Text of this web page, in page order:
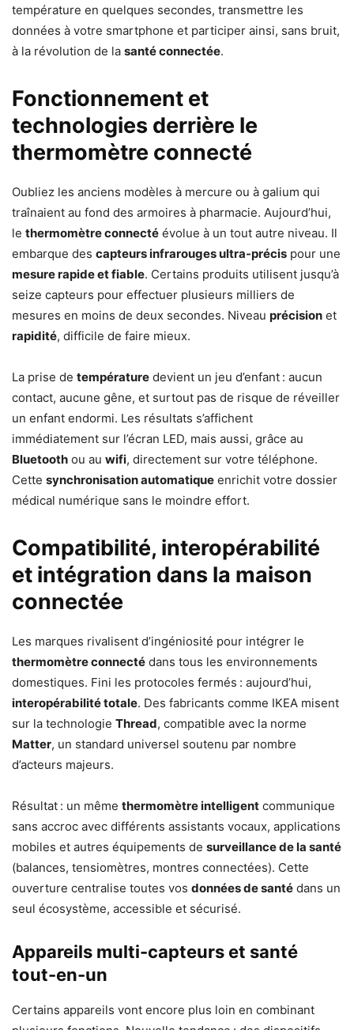
température en quelques secondes, transmettre les
données à votre smartphone et participer ainsi, sans bruit,
à la révolution de la santé connectée.
Fonctionnement et
technologies derrière le
thermomètre connecté
Oubliez les anciens modèles à mercure ou à galium qui
traînaient au fond des armoires à pharmacie. Aujourd’hui,
le thermomètre connecté évolue à un tout autre niveau. Il
embarque des capteurs infrarouges ultra-précis pour une
mesure rapide et fiable. Certains produits utilisent jusqu’à
seize capteurs pour effectuer plusieurs milliers de
mesures en moins de deux secondes. Niveau précision et
rapidité, difficile de faire mieux.
La prise de température devient un jeu d’enfant : aucun
contact, aucune gêne, et surtout pas de risque de réveiller
un enfant endormi. Les résultats s’affichent
immédiatement sur l’écran LED, mais aussi, grâce au
Bluetooth ou au wifi, directement sur votre téléphone.
Cette synchronisation automatique enrichit votre dossier
médical numérique sans le moindre effort.
Compatibilité, interopérabilité
et intégration dans la maison
connectée
Les marques rivalisent d’ingéniosité pour intégrer le
thermomètre connecté dans tous les environnements
domestiques. Fini les protocoles fermés : aujourd’hui,
interopérabilité totale. Des fabricants comme IKEA misent
sur la technologie Thread, compatible avec la norme
Matter, un standard universel soutenu par nombre
d’acteurs majeurs.
Résultat : un même thermomètre intelligent communique
sans accroc avec différents assistants vocaux, applications
mobiles et autres équipements de surveillance de la santé
(balances, tensiomètres, montres connectées). Cette
ouverture centralise toutes vos données de santé dans un
seul écosystème, accessible et sécurisé.
Appareils multi-capteurs et santé
tout-en-un
Certains appareils vont encore plus loin en combinant